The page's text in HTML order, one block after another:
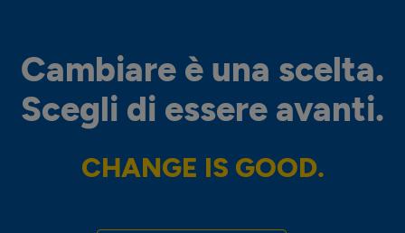
Cambiare è una scelta.
Scegli di essere avanti.
CHANGE IS GOOD.